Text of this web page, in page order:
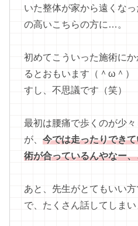
いた整体が家から遠くな
の高いこちらの方に…。
初めてこういった施術に
るとおもいます（＾ω＾
すし、不思議です（笑）
最初は腰痛で歩くのが少
が、 今では走ったりでき
術が合っているんやなー
あと、先生がとてもいい
で、たくさん話してしまい